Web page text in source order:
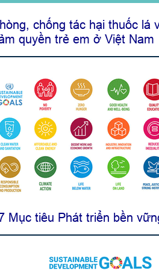
chống tác hại thuốc lá
quyền trẻ em ở Việt Nam
Mục tiêu Phát triển bền